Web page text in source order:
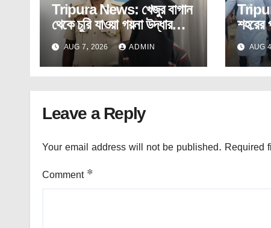
Tripura News: খেজুর বাগান
থেকে চুরি যাওয়া গয়না উদ্ধার
প্রতাপগড়ে। ধৃত চোর।
AUG 7, 2026 ADMIN
শহরের
ছিলAUG
Leave a Reply
Your email address will not be published. Required
Comment *